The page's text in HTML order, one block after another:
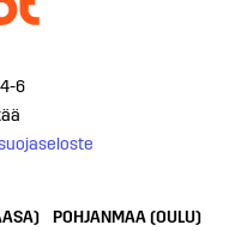
6
POHJANMAA (OULU)